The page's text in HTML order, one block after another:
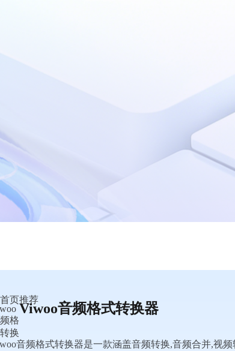
Viwoo音频格式转换器
音频格式转换器是一款涵盖音频转换,音频合并,视